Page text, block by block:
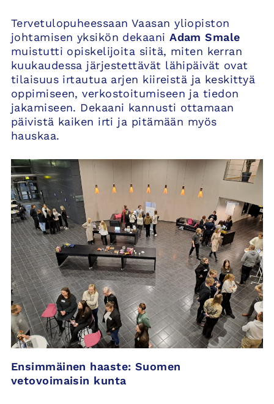
Tervetulopuheessaan Vaasan yliopiston
johtamisen yksikön dekaaniAdam Smale
muistutti opiskelijoita siitä, miten kerran
kuukaudessa järjestettävät lähipäivät ovat
tilaisuus irtautua arjen kiireistä ja keskittyä
oppimiseen, verkostoitumiseen ja tiedon
jakamiseen. Dekaani kannusti ottamaan
päivistä kaiken irti ja pitämään myös
hauskaa.
Ensimmäinen haaste: Suomen
vetovoimaisin kunta